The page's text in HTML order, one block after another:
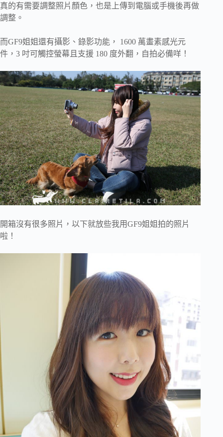
真的有需要調整照片顏色，也是上傳到電腦或手機後再做
調整。
而GF9姐姐還有攝影、錄影功能， 1600 萬畫素感光元
件，3 吋可觸控螢幕且支援 180 度外翻，自拍必備咩！
開箱沒有很多照片，以下就放些我用GF9姐姐拍的照片
啦！